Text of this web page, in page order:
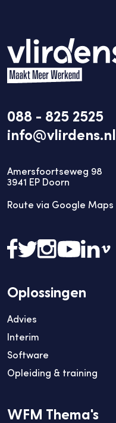
088 - 825 2525
info@vlirdens.nl
Amersfoortseweg 98
3941 EP Doorn
Route via Google Maps
Oplossingen
Advies
Interim
Software
Opleiding & training
WFM Thema's